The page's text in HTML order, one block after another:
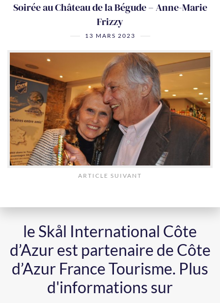
Soirée au Château de la Bégude – Anne-Marie
Frizzy
13 MARS 2023
ARTICLE SUIVANT
le Skål International Côte
d’Azur est partenaire de Côte
d’Azur France Tourisme. Plus
d'informations sur